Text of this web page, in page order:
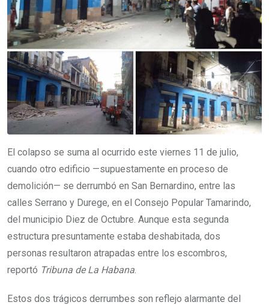
El colapso se suma al ocurrido este viernes 11 de julio,
cuando otro edificio —supuestamente en proceso de
demolición— se derrumbó en San Bernardino, entre las
calles Serrano y Durege, en el Consejo Popular Tamarindo,
del municipio Diez de Octubre. Aunque esta segunda
estructura presuntamente estaba deshabitada, dos
personas resultaron atrapadas entre los escombros,
reportó Tribuna de La Habana.
Estos dos trágicos derrumbes son reflejo alarmante del